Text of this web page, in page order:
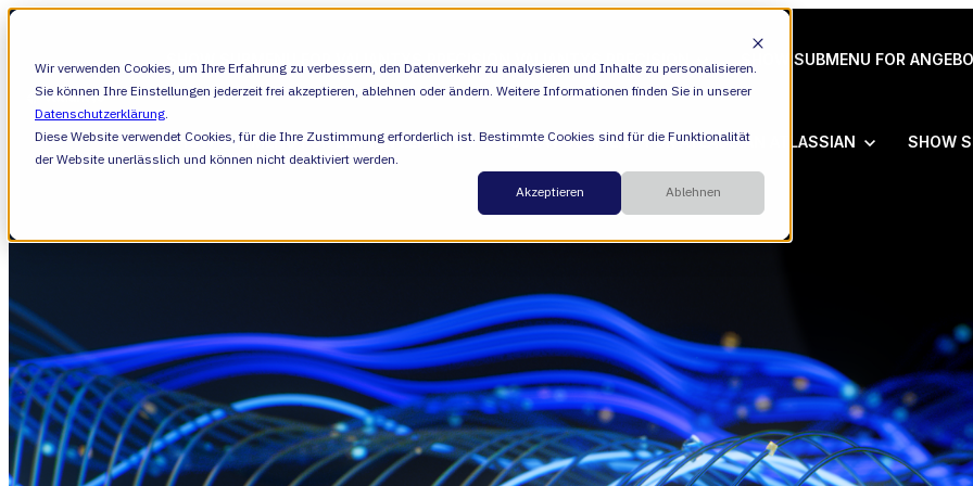
Wir verwenden Cookies, um Ihre Erfahrung zu verbessern, den Datenverkehr zu analysieren und Inhalte zu personalisieren.
Sie können Ihre Einstellungen jederzeit frei akzeptieren, ablehnen oder ändern. Weitere Informationen finden Sie in unserer
Datenschutzerklärung.
Diese Website verwendet Cookies, für die Ihre Zustimmung erforderlich ist. Bestimmte Cookies sind für die Funktionalität
der Website unerlässlich und können nicht deaktiviert werden.
Akzeptieren
Ablehnen
SHOW SUBMENU FOR
Cloud
ESM
Managed Services
Transformation Consulting
AI
SHOW SUBMENU FOR LERNEN LERNEN SHOW SUBMENU FOR ATLASSIAN ATLASSIAN SHOW